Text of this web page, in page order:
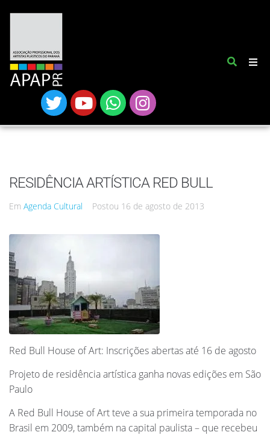
RESIDÊNCIA ARTÍSTICA RED BULL
Em Agenda Cultural Postou 16 de agosto de 2013
Red Bull House of Art: Inscrições abertas até 16 de agosto
Projeto de residência artística ganha novas edições em São
Paulo
A Red Bull House of Art teve a sua primeira temporada no
Brasil em 2009, também na capital paulista – que recebeu